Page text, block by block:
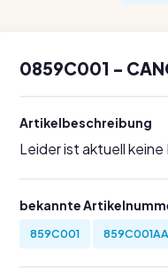
0859C001 -
Artikelbeschreibung
Leider ist aktuell
bekannte
859C001 859C001AA